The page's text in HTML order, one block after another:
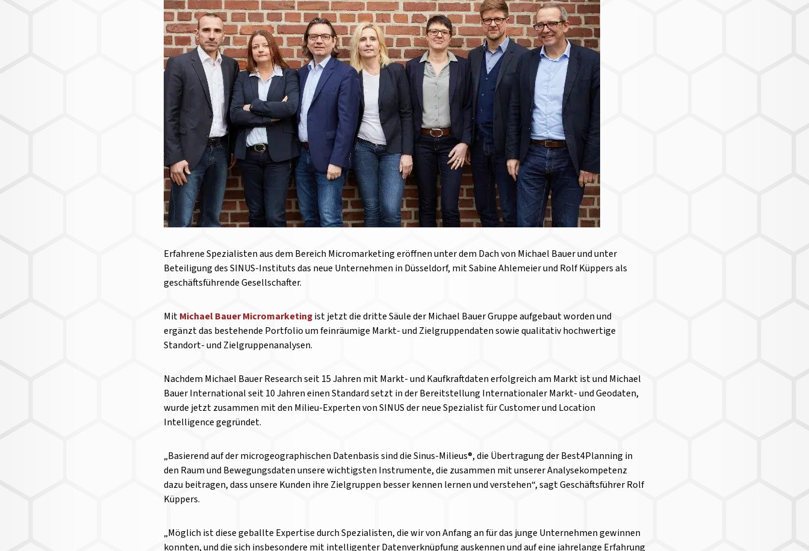
Erfahrene Spezialisten aus dem Bereich Micromarketing eröffnen unter dem Dach von Michael Bauer und unter
Beteiligung des SINUS-Instituts das neue Unternehmen in Düsseldorf, mit Sabine Ahlemeier und Rolf Küppers als
geschäftsführende Gesellschafter.
MitMichael Bauer Micromarketingist jetzt die dritte Säule der Michael Bauer Gruppe aufgebaut worden und
ergänzt das bestehende Portfolio um feinräumige Markt- und Zielgruppendaten sowie qualitativ hochwertige
Standort- und Zielgruppenanalysen.
Nachdem Michael Bauer Research seit 15 Jahren mit Markt- und Kaufkraftdaten erfolgreich am Markt ist und Michael
Bauer International seit 10 Jahren einen Standard setzt in der Bereitstellung Internationaler Markt- und Geodaten,
wurde jetzt zusammen mit den Milieu-Experten von SINUS der neue Spezialist für Customer und Location
Intelligence gegründet.
„Basierend auf der microgeographischen Datenbasis sind die Sinus-Milieus®, die Übertragung der Best4Planning in
den Raum und Bewegungsdaten unsere wichtigsten Instrumente, die zusammen mit unserer Analysekompetenz
dazu beitragen, dass unsere Kunden ihre Zielgruppen besser kennen lernen und verstehen“, sagt Geschäftsführer Rolf
Küppers.
„Möglich ist diese geballte Expertise durch Spezialisten, die wir von Anfang an für das junge Unternehmen gewinnen
konnten, und die sich insbesondere mit intelligenter Datenverknüpfung auskennen und auf eine jahrelange Erfahrung